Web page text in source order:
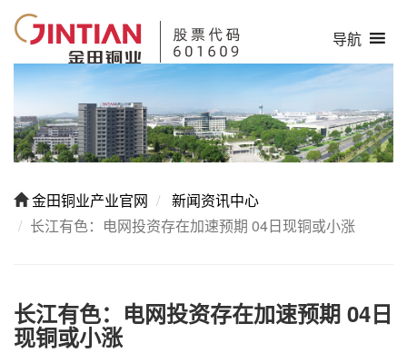
导航
金田铜业产业官网
新闻资讯中心
长江有色：电网投资存在加速预期 04日现铜或小涨
长江有色：电网投资存在加速预期 04日
现铜或小涨